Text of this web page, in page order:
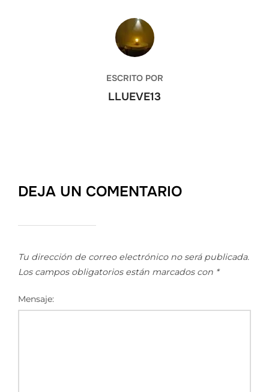
AUTOR DE LA ENTRADA
ESCRITO POR
LLUEVE13
DEJA UN COMENTARIO
Tu dirección de correo electrónico no será publicada.
Los campos obligatorios están marcados con *
Mensaje: